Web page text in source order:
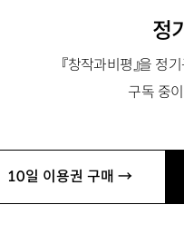
정
『창작과비평』을 정
구독 중
10일 이용권 구매 →
‘소